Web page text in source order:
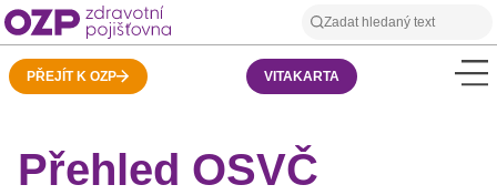
PŘEJÍT K OZP VITAKARTA
Přehled OSVČ